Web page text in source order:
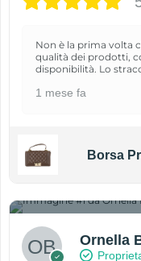
Non è la prima volta
qualità dei prodotti,
disponibilità. Lo
1 mese fa
Borsa
Ornella